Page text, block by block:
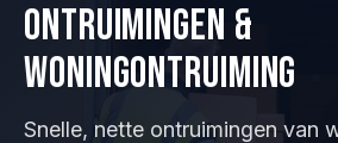
Ontruimingen &
woningontruiming
Snelle, nette ontruimingen van